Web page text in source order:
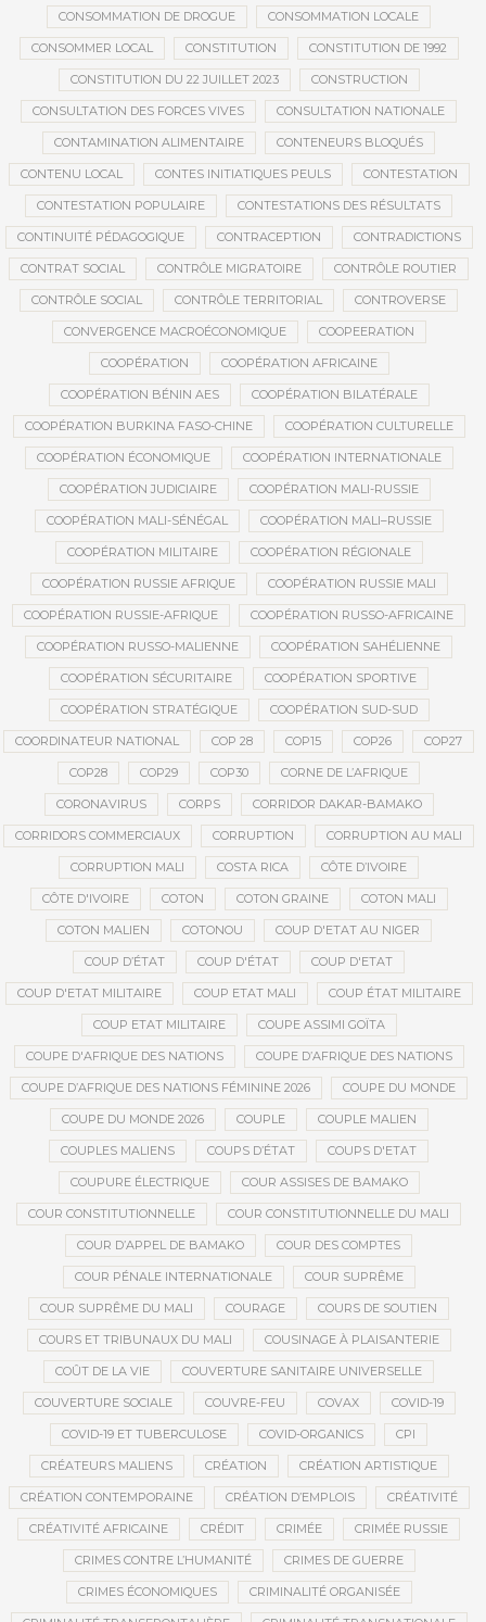
CONSOMMATION DE DROGUE CONSOMMATION LOCALE
CONSOMMER LOCAL CONSTITUTION CONSTITUTION DE 1992
CONSTITUTION DU 22 JUILLET 2023 CONSTRUCTION
CONSULTATION DES FORCES VIVES CONSULTATION NATIONALE
CONTAMINATION ALIMENTAIRE CONTENEURS BLOQUÉS
CONTENU LOCAL CONTES INITIATIQUES PEULS CONTESTATION
CONTESTATION POPULAIRE CONTESTATIONS DES RÉSULTATS
CONTINUITÉ PÉDAGOGIQUE CONTRACEPTION CONTRADICTIONS
CONTRAT SOCIAL CONTRÔLE MIGRATOIRE CONTRÔLE ROUTIER
CONTRÔLE SOCIAL CONTRÔLE TERRITORIAL CONTROVERSE
CONVERGENCE MACROÉCONOMIQUE COOPEERATION
COOPÉRATION COOPÉRATION AFRICAINE
COOPÉRATION BÉNIN AES COOPÉRATION BILATÉRALE
COOPÉRATION BURKINA FASO-CHINE COOPÉRATION CULTURELLE
COOPÉRATION ÉCONOMIQUE COOPÉRATION INTERNATIONALE
COOPÉRATION JUDICIAIRE COOPÉRATION MALI-RUSSIE
COOPÉRATION MALI-SÉNÉGAL COOPÉRATION MALI–RUSSIE
COOPÉRATION MILITAIRE COOPÉRATION RÉGIONALE
COOPÉRATION RUSSIE AFRIQUE COOPÉRATION RUSSIE MALI
COOPÉRATION RUSSIE-AFRIQUE COOPÉRATION RUSSO-AFRICAINE
COOPÉRATION RUSSO-MALIENNE COOPÉRATION SAHÉLIENNE
COOPÉRATION SÉCURITAIRE COOPÉRATION SPORTIVE
COOPÉRATION STRATÉGIQUE COOPÉRATION SUD-SUD
COORDINATEUR NATIONAL COP 28 COP15 COP26 COP27
COP28 COP29 COP30 CORNE DE L’AFRIQUE
CORONAVIRUS CORPS CORRIDOR DAKAR-BAMAKO
CORRIDORS COMMERCIAUX CORRUPTION CORRUPTION AU MALI
CORRUPTION MALI COSTA RICA CÔTE D’IVOIRE
CÔTE D'IVOIRE COTON COTON GRAINE COTON MALI
COTON MALIEN COTONOU COUP D'ETAT AU NIGER
COUP D’ÉTAT COUP D'ÉTAT COUP D'ETAT
COUP D'ETAT MILITAIRE COUP ETAT MALI COUP ÉTAT MILITAIRE
COUP ETAT MILITAIRE COUPE ASSIMI GOÏTA
COUPE D'AFRIQUE DES NATIONS COUPE D’AFRIQUE DES NATIONS
COUPE D’AFRIQUE DES NATIONS FÉMININE 2026 COUPE DU MONDE
COUPE DU MONDE 2026 COUPLE COUPLE MALIEN
COUPLES MALIENS COUPS D’ÉTAT COUPS D'ETAT
COUPURE ÉLECTRIQUE COUR ASSISES DE BAMAKO
COUR CONSTITUTIONNELLE COUR CONSTITUTIONNELLE DU MALI
COUR D’APPEL DE BAMAKO COUR DES COMPTES
COUR PÉNALE INTERNATIONALE COUR SUPRÊME
COUR SUPRÊME DU MALI COURAGE COURS DE SOUTIEN
COURS ET TRIBUNAUX DU MALI COUSINAGE À PLAISANTERIE
COÛT DE LA VIE COUVERTURE SANITAIRE UNIVERSELLE
COUVERTURE SOCIALE COUVRE-FEU COVAX COVID-19
COVID-19 ET TUBERCULOSE COVID-ORGANICS CPI
CRÉATEURS MALIENS CRÉATION CRÉATION ARTISTIQUE
CRÉATION CONTEMPORAINE CRÉATION D’EMPLOIS CRÉATIVITÉ
CRÉATIVITÉ AFRICAINE CRÉDIT CRIMÉE CRIMÉE RUSSIE
CRIMES CONTRE L’HUMANITÉ CRIMES DE GUERRE
CRIMES ÉCONOMIQUES CRIMINALITÉ ORGANISÉE